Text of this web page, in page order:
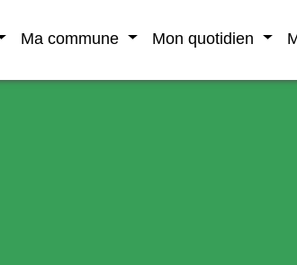
Ma commune Mon quotidien